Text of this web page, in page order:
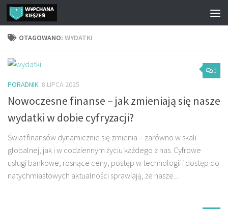
Przejdź do treści
OTAGOWANO: WYDATKI
0
PORADNIK 8 LIPCA 2025
Nowoczesne finanse – jak zmieniają się nasze
wydatki w dobie cyfryzacji?
Świat finansów dynamicznie się zmienia – zarówno w skali
globalnej, jak i w codziennym życiu każdego z nas. Cyfrowe
usługi bankowe, rosnące ceny, postęp w technologii i dostęp do
natychmiastowych aktualności sprawiają, że nasze...